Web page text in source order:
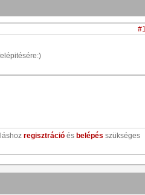
#1
regisztráció ésbelépés szükséges